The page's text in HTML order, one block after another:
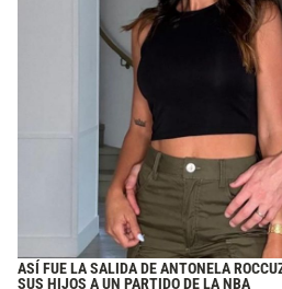
ASÍ FUE LA SALIDA DE ANTONELA
SUS HIJOS A UN PARTIDO DE LA NBA